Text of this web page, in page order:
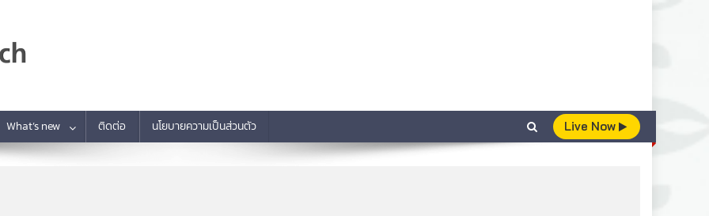
What’s new ติดต่อ นโยบายความเป็นส่วนตัว Live Now